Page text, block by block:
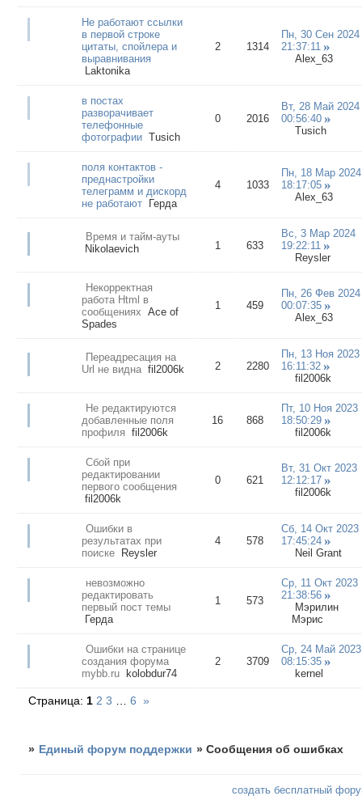
Не работают ссылки
в первой строке
цитаты, спойлера и
выравнивания
Laktonika
2 1314
Пн, 30 Сен 2024
21:37:11
Alex_63
в постах
разворачивает
телефонные
фотографии Tusich
0 2016
Вт, 28 Май 2024
00:56:40
Tusich
поля контактов -
преднастройки
телеграмм и дискорд
не работают
Герда
4 1033
Пн, 18 Мар 2024
18:17:05
Alex_63
Время и тайм-ауты
Nikolaevich
1 633
Вс, 3 Мар 2024
19:22:11
Reysler
Некорректная
работа Html в
сообщениях Ace of
Spades
1 459
Пн, 26 Фев 2024
00:07:35
Alex_63
Переадресация на
Url не видна fil2006k 2 2280
Пн, 13 Ноя 2023
16:11:32
fil2006k
Не редактируются
добавленные поля
профиля fil2006k
16 868
Пт, 10 Ноя 2023
18:50:29
fil2006k
Сбой при
редактировании
первого сообщения
fil2006k
0 621
Вт, 31 Окт 2023
12:12:17
fil2006k
Ошибки в
результатах при
поиске
Reysler
4 578
Сб, 14 Окт 2023
17:45:24
Neil Grant
невозможно
редактировать
первый пост темы
Герда
1 573
Ср, 11 Окт 2023
21:38:56
Мэрилин
Мэрис
Ошибки на странице
создания форума
mybb.ru
kolobdur74
2 3709
Ср, 24 Май 2023
08:15:35
kernel
Страница: 1 2 3 6 »
» Единый форум поддержки »Сообщения об ошибках
создать бесплатный